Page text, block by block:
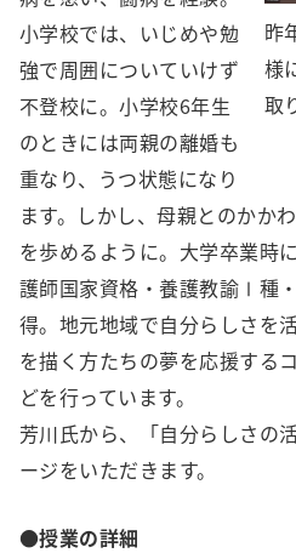
昨
様
取
小学校では、いじめや勉
強で周囲についていけず
不登校に。小学校6年生
のときには両親の離婚も
重なり、うつ状態になり
ます。しかし、母親とのかか
を歩めるように。大学卒業時
護師国家資格・養護教諭Ⅰ種
得。地元地域で自分らしさを
を描く方たちの夢を応援する
どを行っています。
芳川氏から、「自分らしさの
ージをいただきます。
●授業の詳細